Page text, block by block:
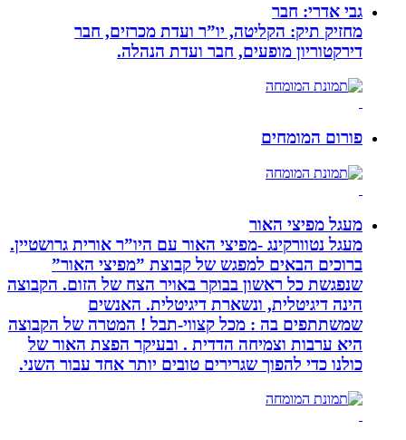
גבי אדרי: חבר
מחזיק תיק: הקליטה, יו”ר ועדת מכרזים, חבר
דירקטוריון מופעים, חבר ועדת הנהלה.
פורום המומחים
מעגל מפיצי האור
מעגל נטוורקינג -מפיצי האור עם היו”ר אורית גרושטיין.
ברוכים הבאים למפגש של קבוצת ”מפיצי האור”
שנפגשת כל ראשון בבוקר באויר הצח של הזום. הקבוצה
הינה דיגיטלית, ונשארת דיגיטלית. האנשים
שמשתתפים בה : מכל קצווי-תבל ! המטרה של הקבוצה
היא ערבות וצמיחה הדדית . ובעיקר הפצת האור של
כולנו כדי להפוך שגרירים טובים יותר אחד עבור השני.